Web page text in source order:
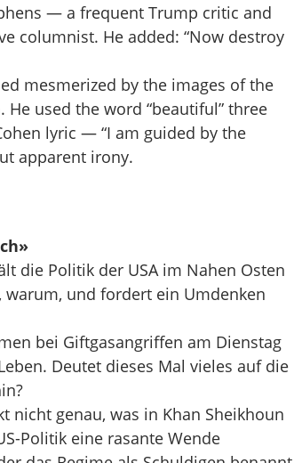
— a frequent Trump critic and
columnist. He added: “Now destroy
mesmerized by the images of the
used the word “beautiful” three
lyric — “I am guided by the
apparent irony.
die Politik der USA im Nahen Osten
und fordert ein Umdenken
bei Giftgasangriffen am Dienstag
Deutet dieses Mal vieles auf die
nicht genau, was in Khan Sheikhoun
Politik eine rasante Wende